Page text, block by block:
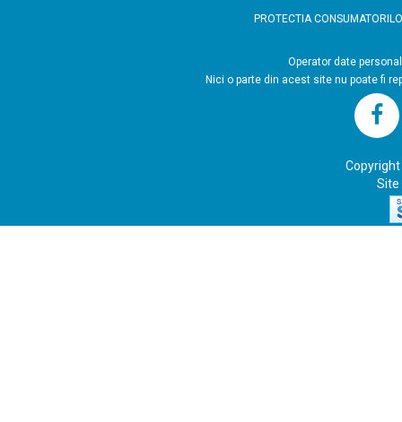
PROTECTIA
Nici o parte din acest site nu poate fi
Copyright